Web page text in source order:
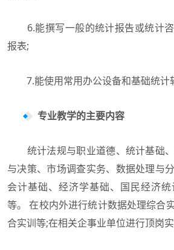
6.能撰写一般的统计报告或统计咨
报表;
7.能使用常用办公设备和基础统计
专业教学的主要内容
统计法规与职业道德、统计基础、
与决策、市场调查实务、数据处理与
会计基础、经济学基础、国民经济
等。 在校内外进行统计数据处理综合
合实训等;在相关企事业单位进行顶岗实